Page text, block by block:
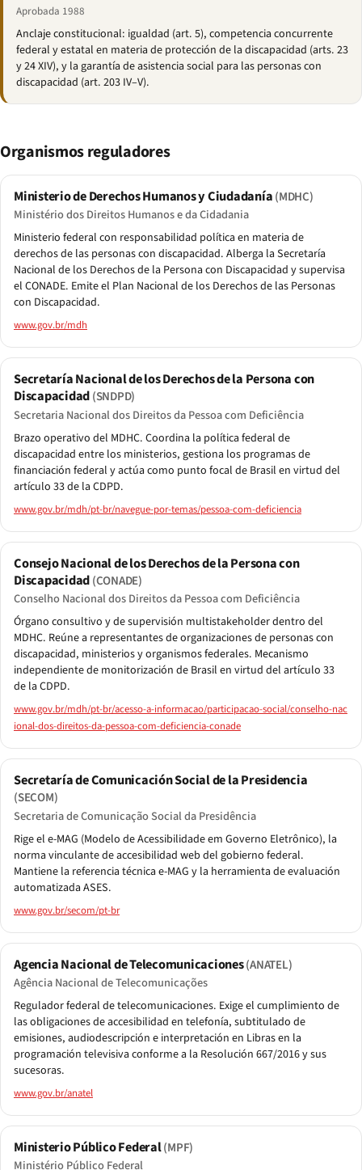
Aprobada 1988
Anclaje constitucional: igualdad (art. 5), competencia concurrente
federal y estatal en materia de protección de la discapacidad (arts. 23
y 24 XIV), y la garantía de asistencia social para las personas con
discapacidad (art. 203 IV–V).
Organismos reguladores
Ministerio de Derechos Humanos y Ciudadanía(MDHC)
Ministério dos Direitos Humanos e da Cidadania
Ministerio federal con responsabilidad política en materia de
derechos de las personas con discapacidad. Alberga la Secretaría
Nacional de los Derechos de la Persona con Discapacidad y supervisa
el CONADE. Emite el Plan Nacional de los Derechos de las Personas
con Discapacidad.
www.gov.br/mdh
Secretaría Nacional de los Derechos de la Persona con
Discapacidad(SNDPD)
Secretaria Nacional dos Direitos da Pessoa com Deficiência
Brazo operativo del MDHC. Coordina la política federal de
discapacidad entre los ministerios, gestiona los programas de
financiación federal y actúa como punto focal de Brasil en virtud del
artículo 33 de la CDPD.
www.gov.br/mdh/pt-br/navegue-por-temas/pessoa-com-deficiencia
Consejo Nacional de los Derechos de la Persona con
Discapacidad(CONADE)
Conselho Nacional dos Direitos da Pessoa com Deficiência
Órgano consultivo y de supervisión multistakeholder dentro del
MDHC. Reúne a representantes de organizaciones de personas con
discapacidad, ministerios y organismos federales. Mecanismo
independiente de monitorización de Brasil en virtud del artículo 33
de la CDPD.
www.gov.br/mdh/pt-br/acesso-a-informacao/participacao-social/conselho-nac
ional-dos-direitos-da-pessoa-com-deficiencia-conade
Secretaría de Comunicación Social de la Presidencia
(SECOM)
Secretaria de Comunicação Social da Presidência
Rige el e-MAG (Modelo de Acessibilidade em Governo Eletrônico), la
norma vinculante de accesibilidad web del gobierno federal.
Mantiene la referencia técnica e-MAG y la herramienta de evaluación
automatizada ASES.
www.gov.br/secom/pt-br
Agencia Nacional de Telecomunicaciones(ANATEL)
Agência Nacional de Telecomunicações
Regulador federal de telecomunicaciones. Exige el cumplimiento de
las obligaciones de accesibilidad en telefonía, subtitulado de
emisiones, audiodescripción e interpretación en Libras en la
programación televisiva conforme a la Resolución 667/2016 y sus
sucesoras.
www.gov.br/anatel
Ministerio Público Federal(MPF)
Ministério Público Federal